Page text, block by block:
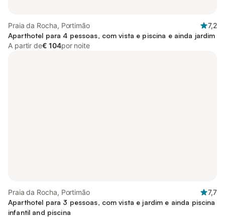
Praia da Rocha, Portimão
7,2
Aparthotel para 4 pessoas, com vista e piscina e ainda jardim
A partir de€ 104por noite
Praia da Rocha, Portimão
7,7
Aparthotel para 3 pessoas, com vista e jardim e ainda piscina
infantil and piscina